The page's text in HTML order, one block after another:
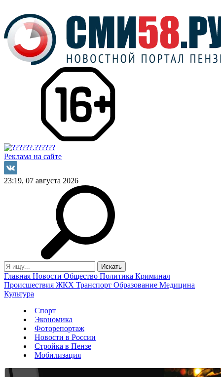
Реклама на сайте
23:19, 07 августа 2026
Главная Новости Общество Политика Криминал
Происшествия ЖКХ Транспорт Образование Медицина
Культура
Спорт
Экономика
Фоторепортаж
Новости в России
Стройка в Пензе
Мобилизация